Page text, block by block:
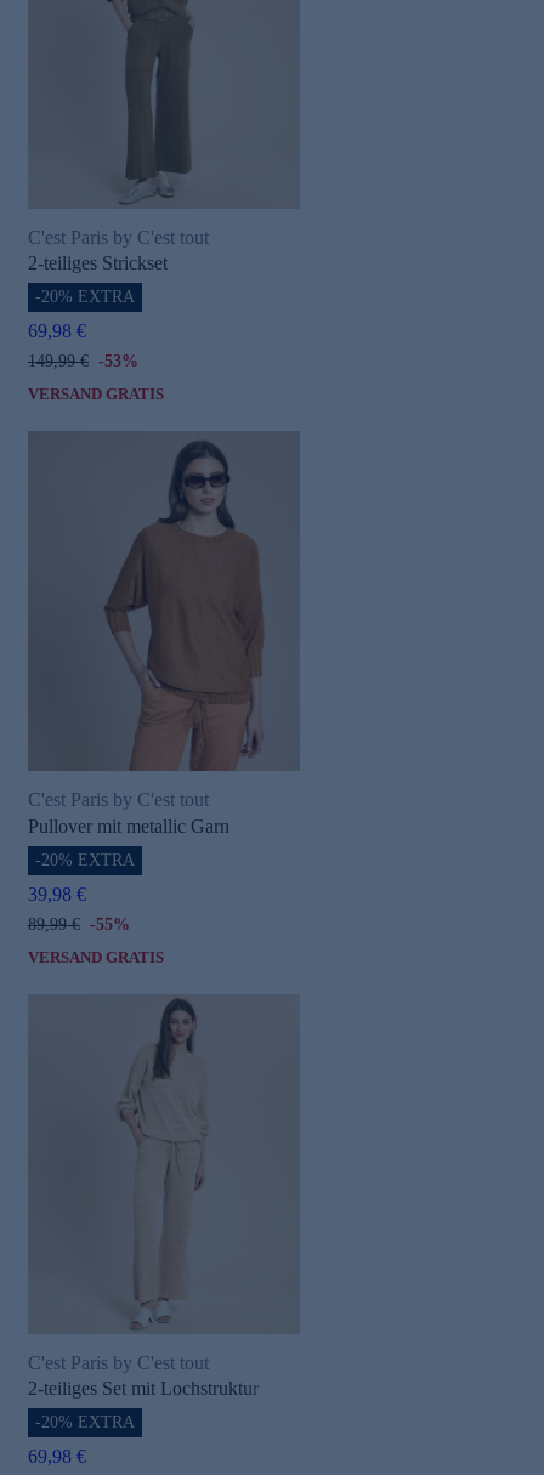
C'est Paris by C'est tout
2-teiliges Strickset
-20% EXTRA
69,98 €
149,99 € -53%
VERSAND GRATIS
C'est Paris by C'est tout
Pullover mit metallic Garn
-20% EXTRA
39,98 €
89,99 € -55%
VERSAND GRATIS
C'est Paris by C'est tout
2-teiliges Set mit Lochstruktur
-20% EXTRA
69,98 €